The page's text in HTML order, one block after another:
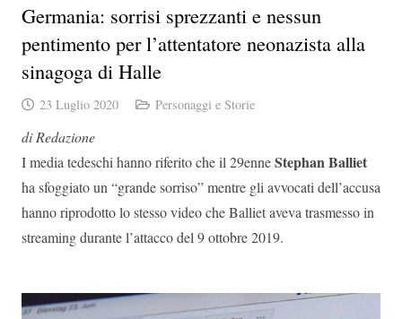
Germania: sorrisi sprezzanti e nessun
pentimento per l’attentatore neonazista alla
sinagoga di Halle
23 Luglio 2020 Personaggi e Storie
di Redazione
I media tedeschi hanno riferito che il 29enneStephan Balliet
ha sfoggiato un “grande sorriso” mentre gli avvocati dell’accusa
hanno riprodotto lo stesso video che Balliet aveva trasmesso in
streaming durante l’attacco del 9 ottobre 2019.